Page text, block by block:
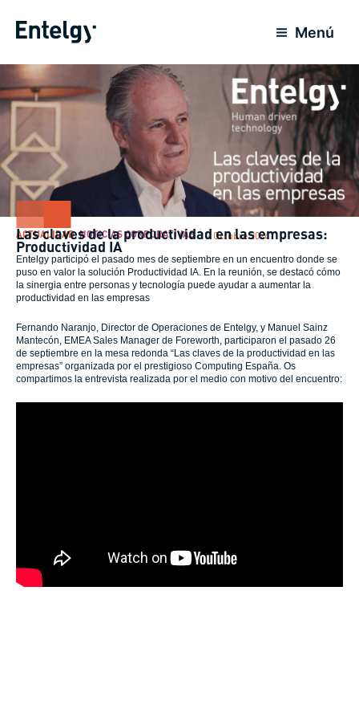
Menú
ACTUALIDAD,NOTICIAS CORPORATIVAS 7 Octubre 2024
Las claves de la productividad en las empresas:
Productividad IA
Entelgy participó el pasado mes de septiembre en un encuentro donde se
puso en valor la solución Productividad IA. En la reunión, se destacó cómo
la sinergia entre personas y tecnología puede ayudar a aumentar la
productividad en las empresas
Fernando Naranjo, Director de Operaciones de Entelgy, y Manuel Sainz
Mantecón, EMEA Sales Manager de Foreworth, participaron el pasado 26
de septiembre en la mesa redonda “Las claves de la productividad en las
empresas” organizada por el prestigioso Computing España. Os
compartimos la entrevista realizada por el medio con motivo del encuentro: